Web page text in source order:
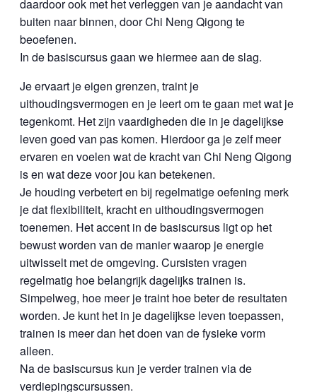
daardoor ook met het verleggen van je aandacht van
buiten naar binnen, door Chi Neng Qigong te
beoefenen.
In de basiscursus gaan we hiermee aan de slag.
Je ervaart je eigen grenzen, traint je
uithoudingsvermogen en je leert om te gaan met wat je
tegenkomt. Het zijn vaardigheden die in je dagelijkse
leven goed van pas komen. Hierdoor ga je zelf meer
ervaren en voelen wat de kracht van Chi Neng Qigong
is en wat deze voor jou kan betekenen.
Je houding verbetert en bij regelmatige oefening merk
je dat flexibiliteit, kracht en uithoudingsvermogen
toenemen. Het accent in de basiscursus ligt op het
bewust worden van de manier waarop je energie
uitwisselt met de omgeving. Cursisten vragen
regelmatig hoe belangrijk dagelijks trainen is.
Simpelweg, hoe meer je traint hoe beter de resultaten
worden. Je kunt het in je dagelijkse leven toepassen,
trainen is meer dan het doen van de fysieke vorm
alleen.
Na de basiscursus kun je verder trainen via de
verdiepingscursussen.